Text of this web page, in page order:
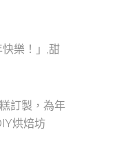
快樂！」,甜
訂製，為年
烘焙坊